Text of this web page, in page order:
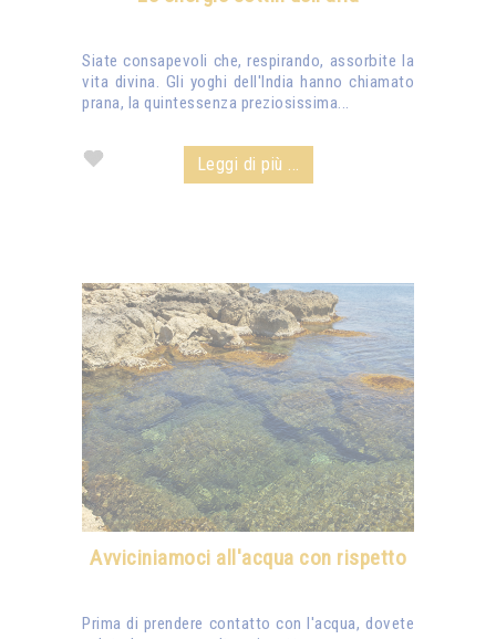
Siate consapevoli che, respirando, assorbite la
vita divina. Gli yoghi dell'India hanno chiamato
prana, la quintessenza preziosissima...
Leggi di più ...
Avviciniamoci all'acqua con rispetto
Prima di prendere contatto con l'acqua, dovete